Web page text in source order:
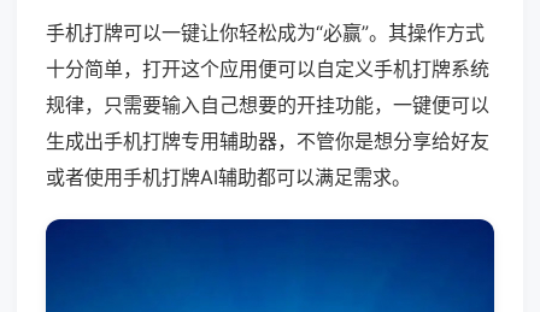
手机打牌可以一键让你轻松成为“必赢”。其操作方式
十分简单，打开这个应用便可以自定义手机打牌系统
规律，只需要输入自己想要的开挂功能，一键便可以
生成出手机打牌专用辅助器，不管你是想分享给好友
或者使用手机打牌AI辅助都可以满足需求。